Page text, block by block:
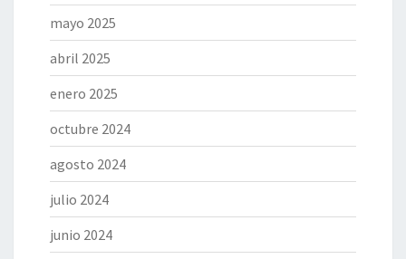
mayo 2025
abril 2025
enero 2025
octubre 2024
agosto 2024
julio 2024
junio 2024